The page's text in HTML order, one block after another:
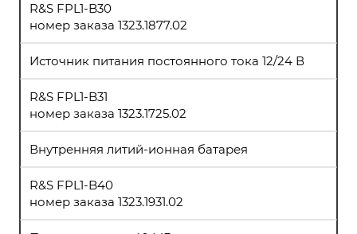
R&S FPL1-B30
номер заказа 1323.1877.02
Источник питания постоянного тока 12/24 В
R&S FPL1-B31
номер заказа 1323.1725.02
Внутренняя литий-ионная батарея
R&S FPL1-B40
номер заказа 1323.1931.02